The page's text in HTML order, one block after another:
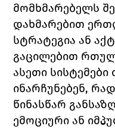
მომხმარებელს
დახმარებით
სტრატეგია ან
გაცილებით
ასეთი
ინარჩუნებენ,
წინასწარ
ემოციური ან